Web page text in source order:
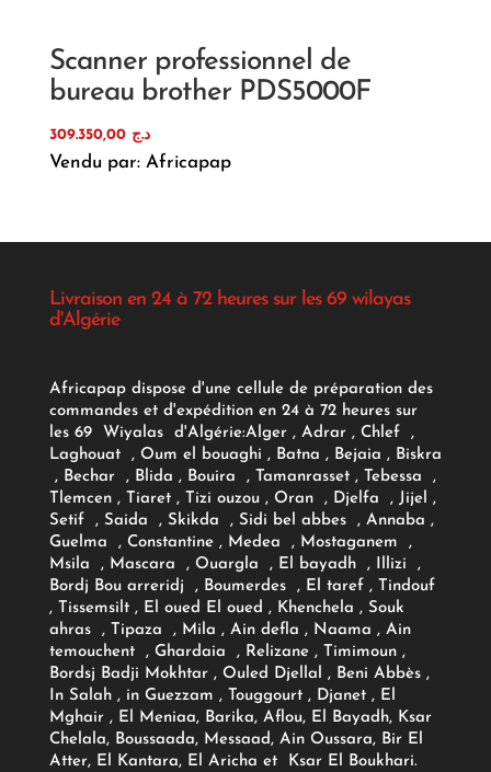
Scanner professionnel de
bureau brother PDS5000F
د.ج 309.350,00
Vendu par: Africapap
Livraison en 24 à 72 heures sur les 69 wilayas
d'Algérie
Africapap dispose d'une cellule de préparation des
commandes et d'expédition en 24 à 72 heures sur
les 69 Wiyalas d'Algérie:Alger , Adrar, Chlef ,
Laghouat , Oum el bouaghi , Batna , Bejaia , Biskra
, Bechar , Blida , Bouira , Tamanrasset , Tebessa ,
Tlemcen , Tiaret , Tizi ouzou , Oran , Djelfa , Jijel ,
Setif , Saida , Skikda , Sidi bel abbes , Annaba ,
Guelma , Constantine , Medea , Mostaganem ,
Msila , Mascara , Ouargla , El bayadh , Illizi ,
Bordj Bou arreridj , Boumerdes , El taref , Tindouf
, Tissemsilt , El oued El oued , Khenchela , Souk
ahras , Tipaza , Mila , Ain defla , Naama , Ain
temouchent , Ghardaia , Relizane , Timimoun ,
Bordsj Badji Mokhtar , Ouled Djellal , Beni Abbès ,
In Salah , in Guezzam , Touggourt , Djanet , El
Mghair , El Meniaa, Barika, Aflou, El Bayadh, Ksar
Chelala, Boussaada, Messaad, Ain Oussara, Bir El
Atter, El Kantara, El Aricha et Ksar El Boukhari.